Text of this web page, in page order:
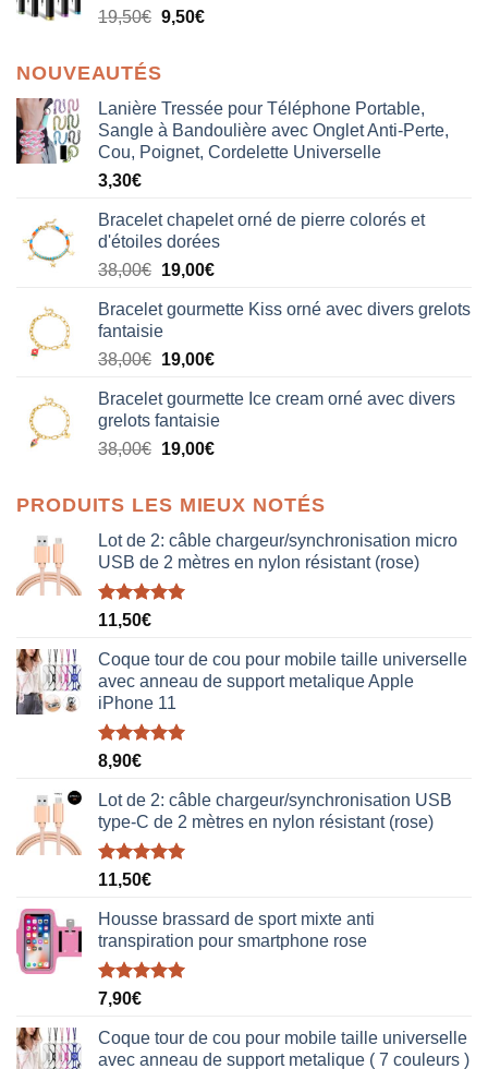
19,50€ 9,50€
NOUVEAUTÉS
Lanière Tressée pour Téléphone Portable,
Sangle à Bandoulière avec Onglet Anti-Perte,
Cou, Poignet, Cordelette Universelle
3,30€
Bracelet chapelet orné de pierre colorés et
d'étoiles dorées
38,00€ Le
initial
était :
38,00€.
19,00€Le
actuel
19,00€.
Bracelet gourmette Kiss orné avec divers grelots
fantaisie
38,00€ Le
initial
était :
38,00€.
19,00€Le
actuel
est :
19,00€.
Bracelet gourmette Ice cream orné avec divers
grelots fantaisie
38,00€ Le
était :
38,00€.
19,00€Le
est :
19,00€.
PRODUITS LES MIEUX NOTÉS
Lot de 2: câble chargeur/synchronisation micro
USB de 2 mètres en nylon résistant (rose)
Note5.00
11,50€
Coque tour de cou pour mobile taille universelle
avec anneau de support metalique Apple
iPhone 11
Note5.00
8,90€
Lot de 2: câble chargeur/synchronisation USB
type-C de 2 mètres en nylon résistant (rose)
Note5.00
11,50€
Housse brassard de sport mixte anti
transpiration pour smartphone rose
Note5.00
7,90€
Coque tour de cou pour mobile taille universelle
avec anneau de support metalique ( 7 couleurs )